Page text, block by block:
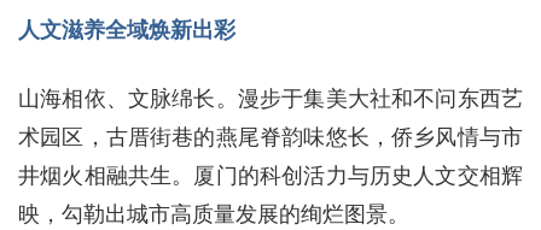
人文滋养全域焕新出彩
山海相依、文脉绵长。漫步于集美大社和不问东西艺
术园区，古厝街巷的燕尾脊韵味悠长，侨乡风情与市
井烟火相融共生。厦门的科创活力与历史人文交相辉
映，勾勒出城市高质量发展的绚烂图景。